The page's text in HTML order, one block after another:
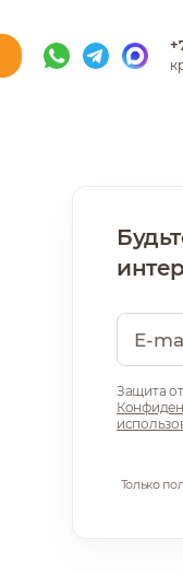
E-
Защита
Только